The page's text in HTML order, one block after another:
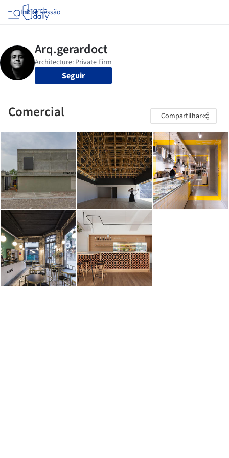
Iniciar sessão
Seguir
Comercial Compartilhar